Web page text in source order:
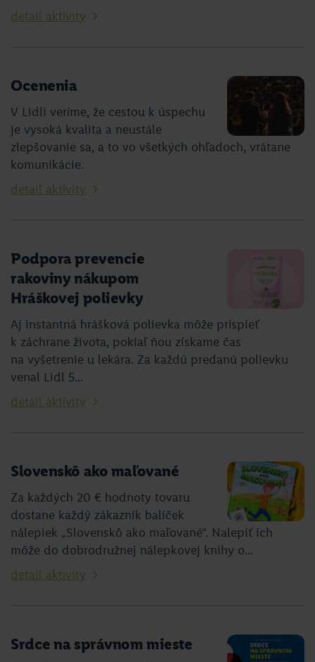
detail aktivity
Ocenenia
V Lidli veríme, že cestou k úspechu
je vysoká kvalita a neustále
zlepšovanie sa, a to vo všetkých ohľadoch, vrátane
komunikácie.
detail aktivity
Podpora prevencie
rakoviny nákupom
Hráškovej polievky
Aj instantná hrášková polievka môže prispieť
k záchrane života, pokiaľ ňou získame čas
na vyšetrenie u lekára. Za každú predanú polievku
venal Lidl 5...
detail aktivity
Slovenskô ako maľované
Za každých 20 € hodnoty tovaru
dostane každý zákazník balíček
nálepiek „Slovenskô ako maľované“. Nalepiť ich
môže do dobrodružnej nálepkovej knihy o...
detail aktivity
Srdce na správnom mieste